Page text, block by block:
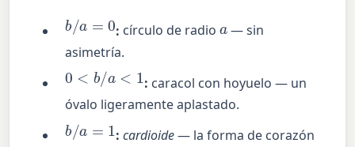
b /a 0
: círculo de radioa— sin
asimetría.
0 <b /a< 1
: caracol con hoyuelo — un
óvalo ligeramente aplastado.
b /a
: cardioide— la forma de corazón